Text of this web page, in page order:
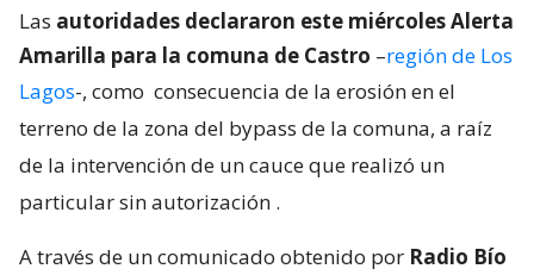
Las autoridades declararon este miércoles Alerta
Amarilla para la comuna de Castro –región de Los
Lagos-, como consecuencia de la erosión en el
terreno de la zona del bypass de la comuna, a raíz
de la intervención de un cauce que realizó un
particular sin autorización .
A través de un comunicado obtenido por Radio Bío